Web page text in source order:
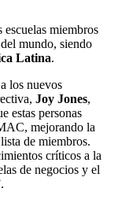
miembros
mundo, siendo
Latina.
los nuevos
Joy Jones,
estas personas
mejorando la
de miembros.
críticos a la
de negocios y el